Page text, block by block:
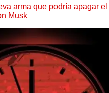
arma que podría apagar
Musk